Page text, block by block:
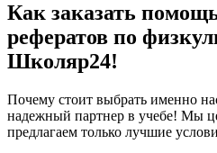
Как заказать
рефератов по
Школяр24!
Почему стоит выбрать именно
надежный партнер в учебе! Мы
предлагаем только лучшие